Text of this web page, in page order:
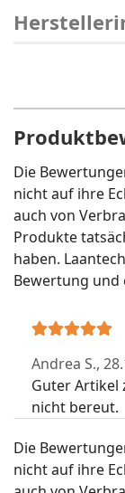
Die
nicht auf ihre
auch von
Produkte
haben.
Bewertung
Andrea S.,
Guter Artikel
nicht bereut.
Die
nicht auf ihre